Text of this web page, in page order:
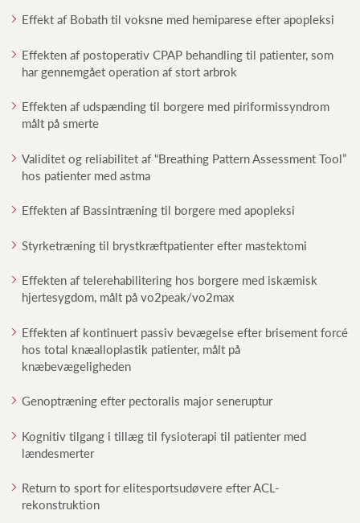
Effekt af Bobath til voksne med hemiparese efter apopleksi
Effekten af postoperativ CPAP behandling til patienter, som
har gennemgået operation af stort arbrok
Effekten af udspænding til borgere med piriformissyndrom
målt på smerte
Validitet og reliabilitet af “Breathing Pattern Assessment Tool”
hos patienter med astma
Effekten af Bassintræning til borgere med apopleksi
Styrketræning til brystkræftpatienter efter mastektomi
Effekten af telerehabilitering hos borgere med iskæmisk
hjertesygdom, målt på vo2peak/vo2max
Effekten af kontinuert passiv bevægelse efter brisement forcé
hos total knæalloplastik patienter, målt på
knæbevægeligheden
Genoptræning efter pectoralis major seneruptur
Kognitiv tilgang i tillæg til fysioterapi til patienter med
lændesmerter
Return to sport for elitesportsudøvere efter ACL-
rekonstruktion